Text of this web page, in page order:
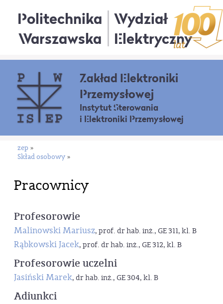
Politechnika
Warszawska
Wydział
Elektryczny
Zakład Elektroniki
Przemysłowej
Instytut Sterowania
i Elektroniki Przemysłowej
zep »
Skład osobowy »
Pracownicy
Profesorowie
Malinowski Mariusz, prof. dr hab. inż., GE 311, kl. B
Rąbkowski Jacek, prof. dr hab. inż., GE 312, kl. B
Profesorowie uczelni
Jasiński Marek, dr hab. inż., GE 304, kl. B
Adiunkci